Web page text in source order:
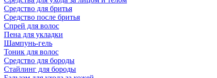
Средство для бритья
Средство после бритья
Спрей для волос
Пена для укладки
Шампунь-гель
Тоник для волос
Средство для бороды
Стайлинг для бороды